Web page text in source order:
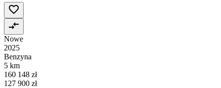
Nowe
2025
Benzyna
5 km
160 148 zł
127 900 zł